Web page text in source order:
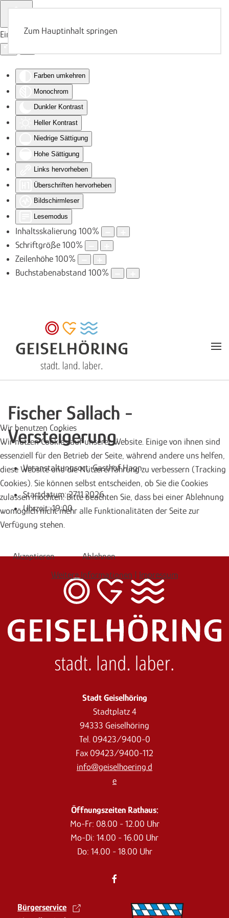
Eingabehilfen öffnen
Farben umkehren
Monochrom
Dunkler Kontrast
Heller Kontrast
Niedrige Sättigung
Hohe Sättigung
Links hervorheben
Überschriften hervorheben
Bildschirmleser
Lesemodus
Inhaltsskalierung 100%
Schriftgröße 100%
Zeilenhöhe 100%
Buchstabenabstand 100%
Zum Hauptinhalt springen
Fischer Sallach -
Versteigerung
Veranstaltungsort:Gasthof Hagn
Startdatum:27.11.2026
Uhrzeit:19:00
Stadt Geiselhöring
Stadtplatz 4
94333 Geiselhöring
Tel. 09423/9400-0
Fax 09423/9400-112
info@geiselhoering.d
e
Öffnungszeiten Rathaus:
Mo-Fr: 08.00 - 12.00 Uhr
Mo-Di: 14.00 - 16.00 Uhr
Do: 14.00 - 18.00 Uhr
Bürgerservice
Wir benutzen Cookies
Wir nutzen Cookies auf unserer Website. Einige von ihnen sind
essenziell für den Betrieb der Seite, während andere uns helfen,
diese Website und die Nutzererfahrung zu verbessern (Tracking
Cookies). Sie können selbst entscheiden, ob Sie die Cookies
zulassen möchten. Bitte beachten Sie, dass bei einer Ablehnung
womöglich nicht mehr alle Funktionalitäten der Seite zur
Verfügung stehen.
Akzeptieren
Ablehnen
Weitere Informationen | Impressum